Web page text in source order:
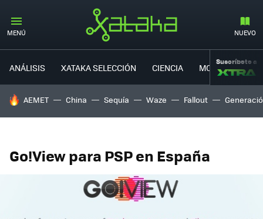
MENÚ NUEVO
ANÁLISIS XATAKA SELECCIÓN CIENCIA MOVILIDAD
Suscríbete a
HOY SE HABLA DE
AEMET China Sequía Waze Fallout
Go!View para PSP en España